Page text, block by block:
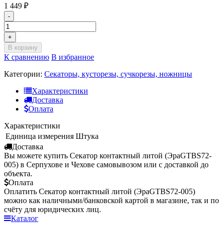
1 449 ₽
-
+
В корзину
К сравнению В избранное
Категории: Секаторы, кусторезы, сучкорезы, ножницы
Характеристики
Доставка
Оплата
Характеристики
Единица измерения Штука
Доставка
Вы можете купить Секатор контактный литой (ЭраGTBS72-
005) в Серпухове и Чехове самовывозом или с доставкой до
объекта.
Оплата
Оплатить Секатор контактный литой (ЭраGTBS72-005)
можно как наличными/банковской картой в магазине, так и по
счёту для юридических лиц.
Каталог